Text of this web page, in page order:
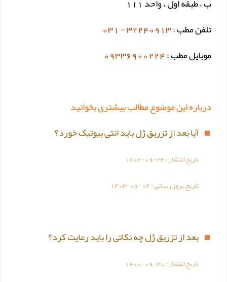
ب ، طبقه اول ، واحد 111
تلفن مطب :32240913 - 031
موبایل مطب :09336900224
درباره این موضوع مطالب بیشتری بخوانید
آیا بعد از تزریق ژل باید انتی بیوتیک خورد؟
تاریخ انتشار :1402-09-23
تاریخ بروز رسانی :1403-06-14
بعد از تزریق ژل چه نکاتی را باید رعایت کرد؟
تاریخ انتشار :1400-09-30